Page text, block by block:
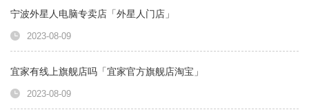
宁波外星人电脑专卖店「外星人门店」
2023-08-09
宜家有线上旗舰店吗「宜家官方旗舰店淘宝」
2023-08-09